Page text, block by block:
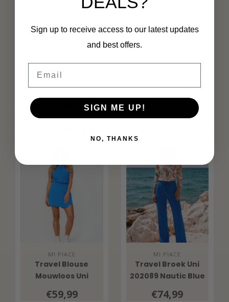
Leicht und atmungsaktiv
Ideal für Freizeit und Business
Moderne stilvolle Ausstrahlung
Eigenschaften
MI PIACE
Travel Blouse
Mouwloos Uni
€59,99
MI PIACE
Travel Broek Uni
202089 Nautic Blue
€74,99
Sign up to receive access to our latest updates
and best offers.
SIGN ME UP!
NO, THANKS